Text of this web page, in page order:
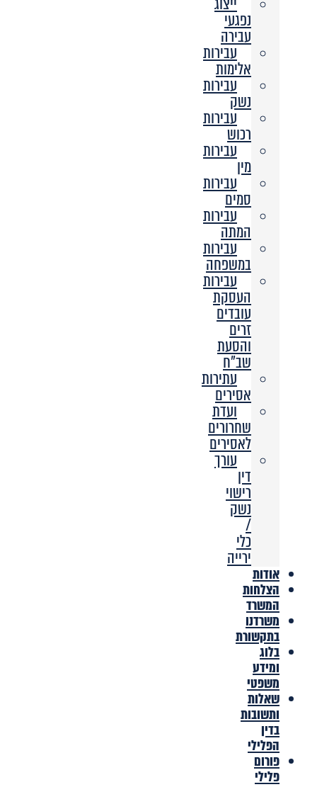
נפגעי
עבירה
עבירות
אלימות
עבירות
נשק
עבירות
רכוש
עבירות
מין
עבירות
סמים
עבירות
המתה
עבירות
במשפחה
עבירות
העסקת
עובדים
זרים
והסעת
שב”ח
עתירות
אסירים
ועדת
שחרורים
לאסירים
עורך
דין
רישוי
נשק
/
כלי
ירייה
אודות
הצלחות
המשרד
משרדנו
בתקשורת
בלוג
ומידע
משפטי
שאלות
ותשובות
בדין
הפלילי
פורום
פלילי